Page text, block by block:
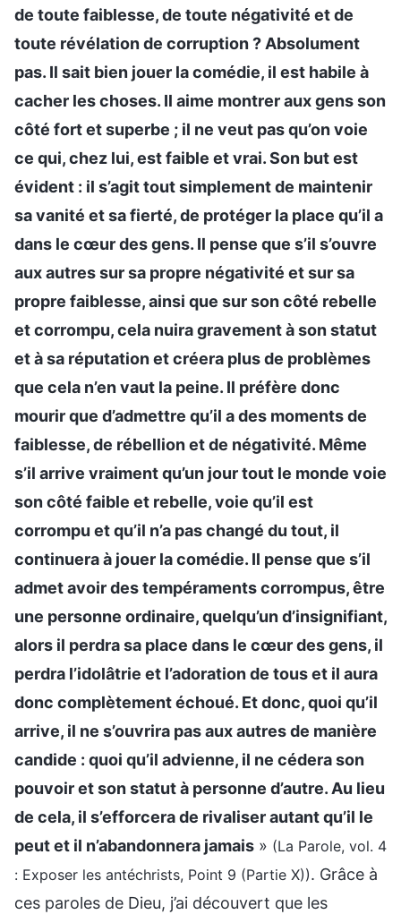
de toute faiblesse, de toute négativité et de
toute révélation de corruption ? Absolument
pas. Il sait bien jouer la comédie, il est habile à
cacher les choses. Il aime montrer aux gens son
côté fort et superbe ; il ne veut pas qu’on voie
ce qui, chez lui, est faible et vrai. Son but est
évident : il s’agit tout simplement de maintenir
sa vanité et sa fierté, de protéger la place qu’il a
dans le cœur des gens. Il pense que s’il s’ouvre
aux autres sur sa propre négativité et sur sa
propre faiblesse, ainsi que sur son côté rebelle
et corrompu, cela nuira gravement à son statut
et à sa réputation et créera plus de problèmes
que cela n’en vaut la peine. Il préfère donc
mourir que d’admettre qu’il a des moments de
faiblesse, de rébellion et de négativité. Même
s’il arrive vraiment qu’un jour tout le monde voie
son côté faible et rebelle, voie qu’il est
corrompu et qu’il n’a pas changé du tout, il
continuera à jouer la comédie. Il pense que s’il
admet avoir des tempéraments corrompus, être
une personne ordinaire, quelqu’un d’insignifiant,
alors il perdra sa place dans le cœur des gens, il
perdra l’idolâtrie et l’adoration de tous et il aura
donc complètement échoué. Et donc, quoi qu’il
arrive, il ne s’ouvrira pas aux autres de manière
candide : quoi qu’il advienne, il ne cédera son
pouvoir et son statut à personne d’autre. Au lieu
de cela, il s’efforcera de rivaliser autant qu’il le
peut et il n’abandonnera jamais » (La Parole, vol. 4
: Exposer les antéchrists, Point 9 (Partie X)). Grâce à
ces paroles de Dieu, j’ai découvert que les